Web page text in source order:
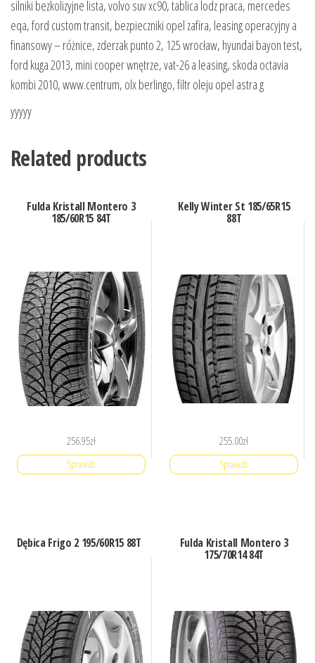
silniki bezkolizyjne lista, volvo suv xc90, tablica lodz praca, mercedes
eqa, ford custom transit, bezpieczniki opel zafira, leasing operacyjny a
finansowy – różnice, zderzak punto 2, 125 wrocław, hyundai bayon test,
ford kuga 2013, mini cooper wnętrze, vat-26 a leasing, skoda octavia
kombi 2010, www.centrum, olx berlingo, filtr oleju opel astra g
yyyyy
Related products
Fulda Kristall Montero 3
185/60R15 84T
256.95zł
Sprawdź
Kelly Winter St 185/65R15
88T
255.00zł
Sprawdź
Dębica Frigo 2 195/60R15 88T Fulda Kristall Montero 3
175/70R14 84T